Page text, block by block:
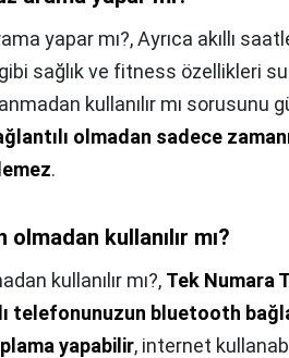
yapar mı?,Ayrıca akıllı
sağlık ve fitness özellikleri
kullanılır mı sorusunu
olmadan sadece
.
kullanılır mı?
kullanılır mı?, Tek Numara
telefonunuzun bluetooth
yapabilir, internet